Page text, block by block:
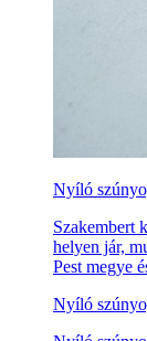
Nyíló
Szakembert
helyen jár,
Pest megye
Nyíló